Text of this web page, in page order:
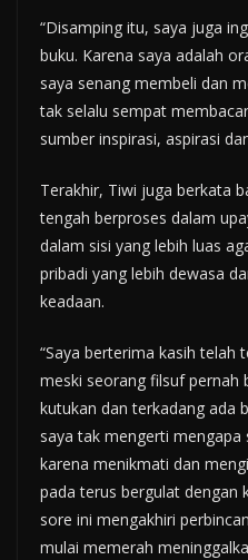
“Disamping itu, saya juga
buku. Karena saya adalah
saya senang membeli dan
tak selalu sempat
sumber inspirasi, aspirasi
Terakhir, Tiwi juga berkata
tengah berproses dalam
dalam sisi yang lebih luas
pribadi yang lebih dewasa
keadaan.
“Saya berterima kasih telah
meski seorang filsuf pernah
kutukan dan terkadang ada
saya tak mengerti mengapa
karena menikmati dan
pada terus bergulat dengan
sore ini mengakhiri
mulai memerah